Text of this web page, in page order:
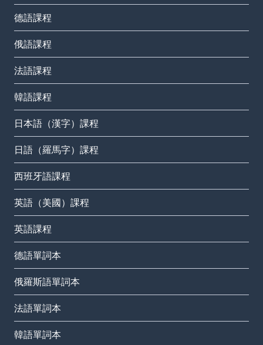
德語課程
俄語課程
法語課程
韓語課程
日本語（漢字）課程
日語（羅馬字）課程
西班牙語課程
英語（美國）課程
英語課程
德語單詞本
俄羅斯語單詞本
法語單詞本
韓語單詞本